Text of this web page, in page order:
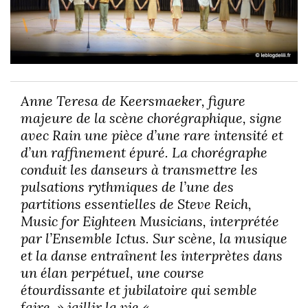
Anne Teresa de Keersmaeker, figure
majeure de la scène chorégraphique, signe
avec Rain une pièce d’une rare intensité et
d’un raffinement épuré. La chorégraphe
conduit les danseurs à transmettre les
pulsations rythmiques de l’une des
partitions essentielles de Steve Reich,
Music for Eighteen Musicians, interprétée
par l’Ensemble Ictus. Sur scène, la musique
et la danse entraînent les interprètes dans
un élan perpétuel, une course
étourdissante et jubilatoire qui semble